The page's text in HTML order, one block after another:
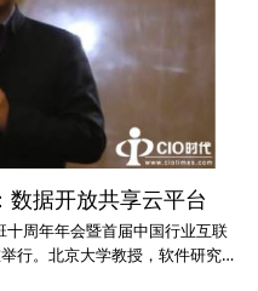
数据开放共享云平台
十周年年会暨首届中国行业互联
行。北京大学教授，软件研究所